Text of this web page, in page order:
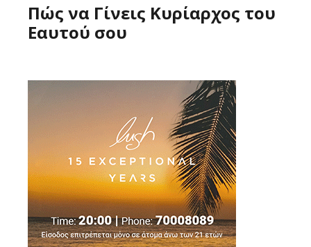
Πώς να Γίνεις Κυρίαρχος του
Εαυτού σου